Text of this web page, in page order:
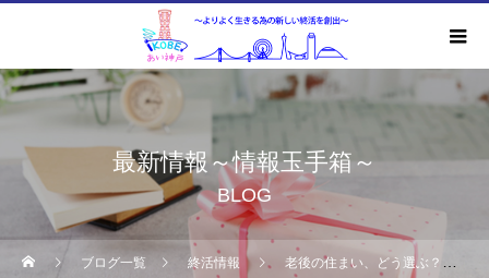
最新情報～情報玉手箱～
BLOG
ブログ一覧 終活情報 老後の住まい、どう選ぶ？施設入居と自宅介護のメリット・デメリットを徹底比較